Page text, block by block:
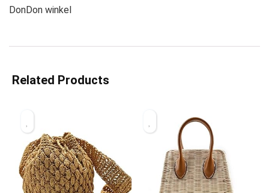
DonDon winkel
Related Products